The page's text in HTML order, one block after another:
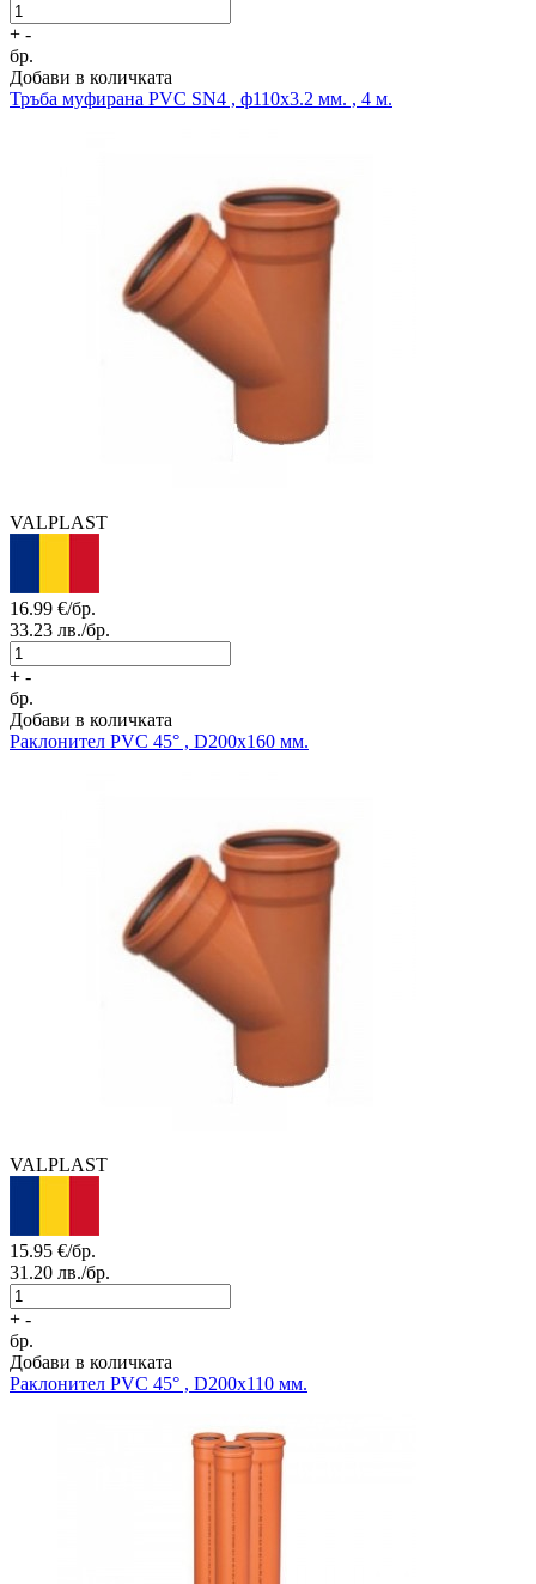
+ -
бр.
Добави в количката
Тръба муфирана PVC SN4 , ф110x3.2 мм. , 4 м.
VALPLAST
16.99 €/бр.
33.23 лв./бр.
+ -
бр.
Добави в количката
Раклонител PVC 45° , D200x160 мм.
VALPLAST
15.95 €/бр.
31.20 лв./бр.
+ -
бр.
Добави в количката
Раклонител PVC 45° , D200x110 мм.